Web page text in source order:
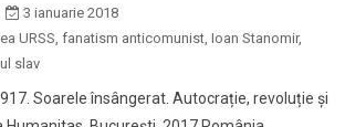
3 ianuarie 2018
URSS fanatism anticomunist Ioan Stanomir,
slav
Soarele însângerat. Autocrație, revoluție și